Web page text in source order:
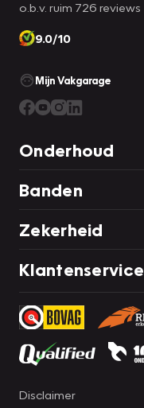
o.b.v. ruim 726 reviews
9.0/10
Mijn Vakgarage
Onderhoud
Banden
Zekerheid
Klantenservice
Disclaimer